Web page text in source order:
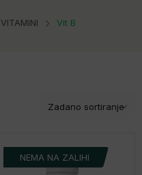
VITAMINI Vit B
NEMA NA ZALIHI